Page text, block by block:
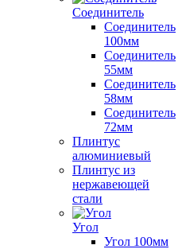
Соединитель
Соединитель
100мм
Соединитель
55мм
Соединитель
58мм
Соединитель
72мм
Плинтус
алюминиевый
Плинтус из
нержавеющей
стали
Угол
Угол 100мм